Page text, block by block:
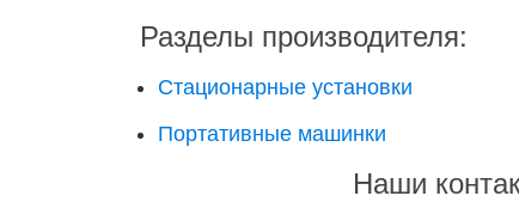
Разделы производителя:
Стационарные установки
Портативные машинки
Наши